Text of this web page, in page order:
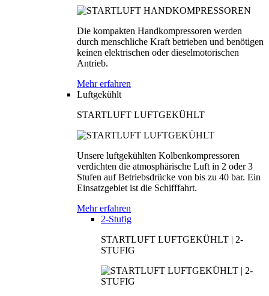
Die kompakten Handkompressoren werden
durch menschliche Kraft betrieben und benötigen
keinen elektrischen oder dieselmotorischen
Antrieb.
Mehr erfahren
Luftgekühlt
STARTLUFT LUFTGEKÜHLT
Unsere luftgekühlten Kolbenkompressoren
verdichten die atmosphärische Luft in 2 oder 3
Stufen auf Betriebsdrücke von bis zu 40 bar. Ein
Einsatzgebiet ist die Schifffahrt.
Mehr erfahren
2-Stufig
STARTLUFT LUFTGEKÜHLT | 2-
STUFIG